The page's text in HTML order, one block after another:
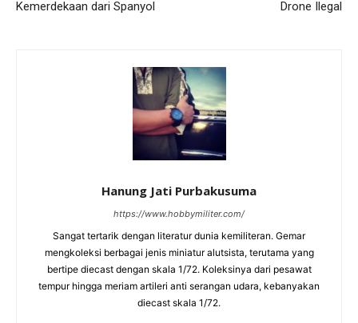
Kemerdekaan dari Spanyol
Drone Ilegal
Hanung Jati Purbakusuma
https://www.hobbymiliter.com/
Sangat tertarik dengan literatur dunia kemiliteran. Gemar
mengkoleksi berbagai jenis miniatur alutsista, terutama yang
bertipe diecast dengan skala 1/72. Koleksinya dari pesawat
tempur hingga meriam artileri anti serangan udara, kebanyakan
diecast skala 1/72.